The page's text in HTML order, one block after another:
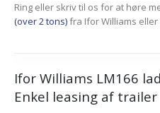
Ring eller skriv til os for at høre
(over 2 tons)fra Ifor Williams
Ifor Williams LM166
Enkel leasing af trailer